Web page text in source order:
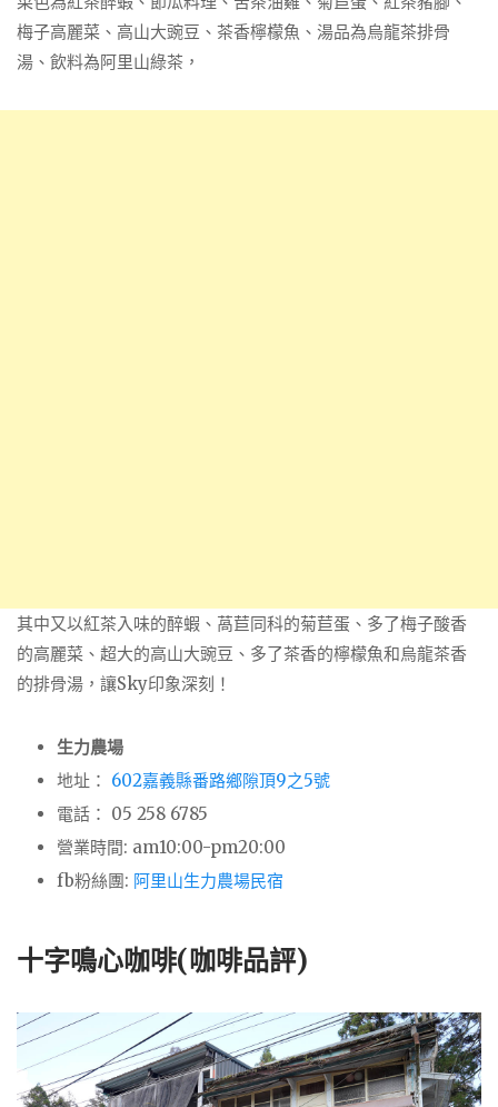
梅子高麗菜、高山大豌豆、茶香檸檬魚、湯品為烏龍茶排骨
湯、飲料為阿里山綠茶，
其中又以紅茶入味的醉蝦、萵苣同科的菊苣蛋、多了梅子酸香
的高麗菜、超大的高山大豌豆、多了茶香的檸檬魚和烏龍茶香
的排骨湯，讓Sky印象深刻！
生力農場
地址： 602嘉義縣番路鄉隙頂9之5號
電話： 05 258 6785
營業時間: am10:00-pm20:00
fb粉絲團: 阿里山生力農場民宿
十字鳴心咖啡(咖啡品評)